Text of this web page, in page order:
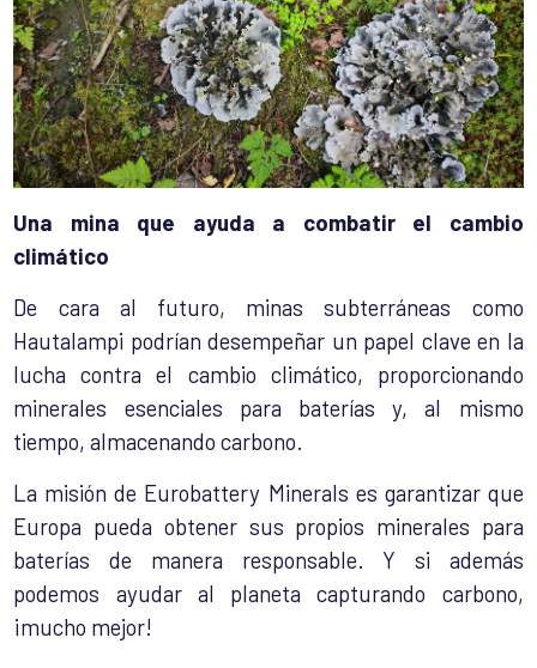
Una mina que ayuda a combatir el cambio
climático
De cara al futuro, minas subterráneas como
Hautalampi podrían desempeñar un papel clave en la
lucha contra el cambio climático, proporcionando
minerales esenciales para baterías y, al mismo
tiempo, almacenando carbono.
La misión de Eurobattery Minerals es garantizar que
Europa pueda obtener sus propios minerales para
baterías de manera responsable. Y si además
podemos ayudar al planeta capturando carbono,
¡mucho mejor!